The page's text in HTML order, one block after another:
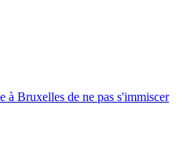
Bruxelles de ne pas s'immiscer